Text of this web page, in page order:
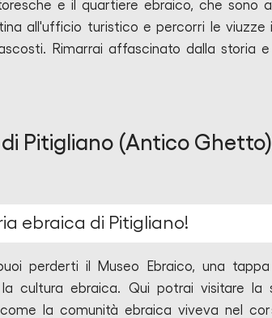
e il quartiere ebraico, che sono
all'ufficio turistico e percorri le viuzze
Rimarrai affascinato dalla storia
di Pitigliano (Antico Ghetto)
ebraica di Pitigliano!
perderti il Museo Ebraico, una
cultura ebraica. Qui potrai visitare la
la comunità ebraica viveva nel